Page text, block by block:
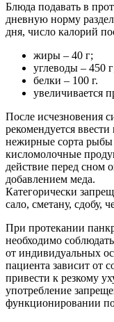
Блюда подавать в
дневную норму
дня, число калорий
жиры – 40 г;
углеводы – 450
белки – 100 г.
увеличивается
После исчезновения
рекомендуется
нежирные сорта
кисломолочные
действие перед сном
добавлением меда.
Категорически
сало, сметану, сдобу,
При протекании
необходимо
от индивидуальных
пациента зависит от
привести к резкому
употребление
функционировании